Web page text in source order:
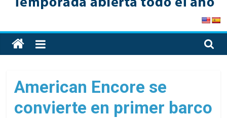
PortalCruceros
Toda
la
cruceros
en
American Encore se
convierte en primer barco